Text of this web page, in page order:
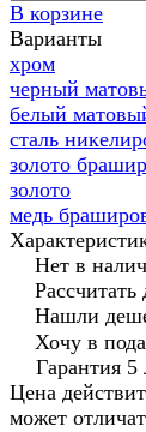
В корзине
Варианты
хром
черный
белый
сталь
золото
золото
медь
Нет в
Рассчитать
Нашли
Хочу в
Гарантия 5
Цена
может